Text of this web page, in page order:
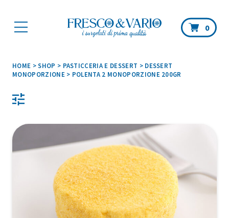
0
HOME >SHOP > PASTICCERIA E DESSERT > DESSERT
MONOPORZIONE > POLENTA 2 MONOPORZIONE 200GR